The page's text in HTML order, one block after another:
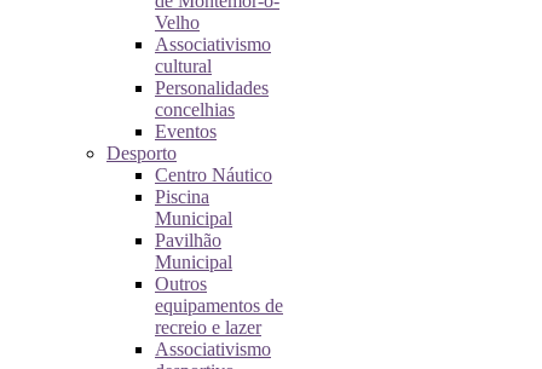
Velho
Associativismo
cultural
Personalidades
concelhias
Eventos
Desporto
Centro Náutico
Piscina
Municipal
Pavilhão
Municipal
Outros
equipamentos de
recreio e lazer
Associativismo